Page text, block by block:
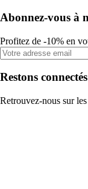
Abonnez-vous à
Profitez de -10% en
Restons connectés
Retrouvez-nous sur